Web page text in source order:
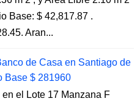
Base: $ 42,817.87 .
Aran...
de Casa en Santiago de
Base $ 281960
en el Lote 17 Manzana F